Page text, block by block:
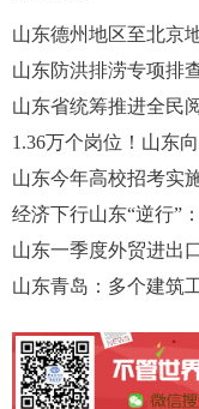
山东德州地区至北京
山东防洪排涝专项排
山东省统筹推进全民
1.36万个岗位！山东
山东今年高校招考实
经济下行山东“逆行”
山东一季度外贸进出
山东青岛：多个建筑